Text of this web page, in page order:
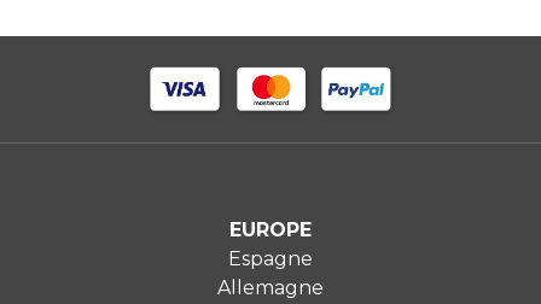
EUROPE
Espagne
Allemagne